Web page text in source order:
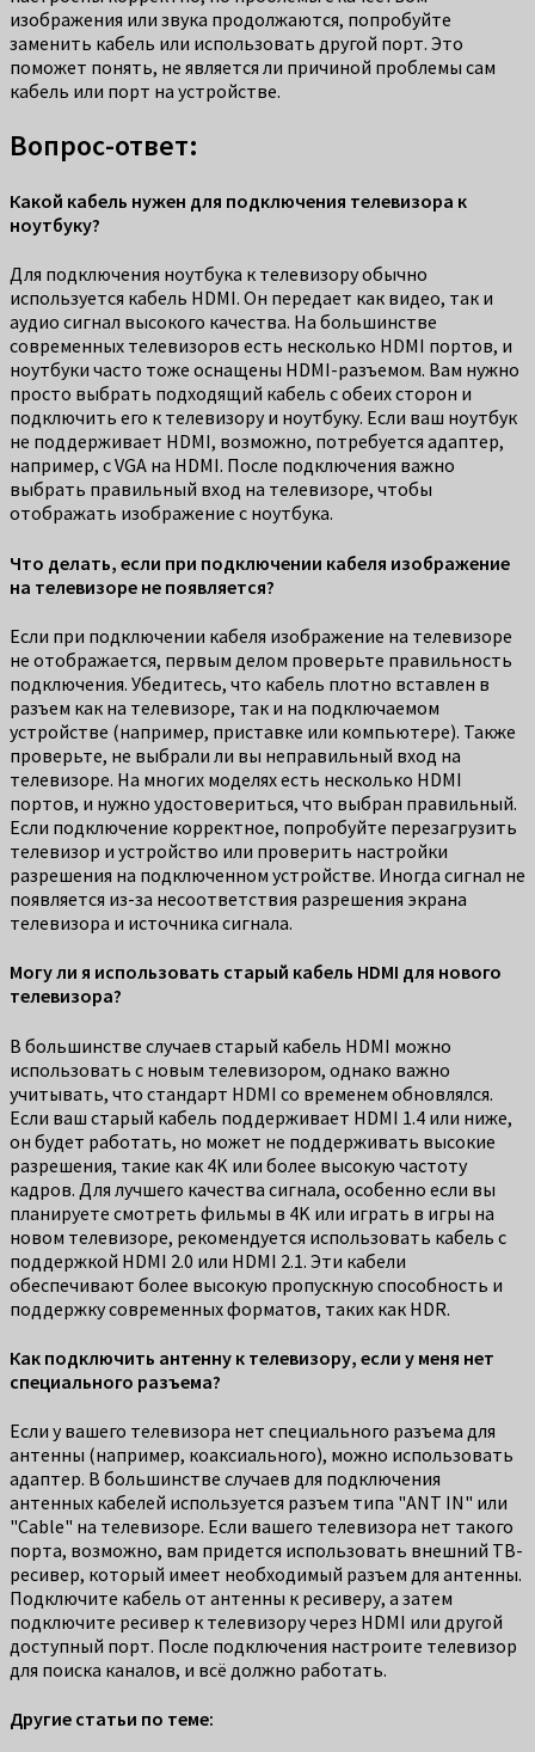
изображения или звука продолжаются, попробуйте
заменить кабель или использовать другой порт. Это
поможет понять, не является ли причиной проблемы сам
кабель или порт на устройстве.
Вопрос-ответ:
Какой кабель нужен для подключения телевизора к
ноутбуку?
Для подключения ноутбука к телевизору обычно
используется кабель HDMI. Он передает как видео, так и
аудио сигнал высокого качества. На большинстве
современных телевизоров есть несколько HDMI портов, и
ноутбуки часто тоже оснащены HDMI-разъемом. Вам нужно
просто выбрать подходящий кабель с обеих сторон и
подключить его к телевизору и ноутбуку. Если ваш ноутбук
не поддерживает HDMI, возможно, потребуется адаптер,
например, с VGA на HDMI. После подключения важно
выбрать правильный вход на телевизоре, чтобы
отображать изображение с ноутбука.
Что делать, если при подключении кабеля изображение
на телевизоре не появляется?
Если при подключении кабеля изображение на телевизоре
не отображается, первым делом проверьте правильность
подключения. Убедитесь, что кабель плотно вставлен в
разъем как на телевизоре, так и на подключаемом
устройстве (например, приставке или компьютере). Также
проверьте, не выбрали ли вы неправильный вход на
телевизоре. На многих моделях есть несколько HDMI
портов, и нужно удостовериться, что выбран правильный.
Если подключение корректное, попробуйте перезагрузить
телевизор и устройство или проверить настройки
разрешения на подключенном устройстве. Иногда сигнал не
появляется из-за несоответствия разрешения экрана
телевизора и источника сигнала.
Могу ли я использовать старый кабель HDMI для нового
телевизора?
В большинстве случаев старый кабель HDMI можно
использовать с новым телевизором, однако важно
учитывать, что стандарт HDMI со временем обновлялся.
Если ваш старый кабель поддерживает HDMI 1.4 или ниже,
он будет работать, но может не поддерживать высокие
разрешения, такие как 4K или более высокую частоту
кадров. Для лучшего качества сигнала, особенно если вы
планируете смотреть фильмы в 4K или играть в игры на
новом телевизоре, рекомендуется использовать кабель с
поддержкой HDMI 2.0 или HDMI 2.1. Эти кабели
обеспечивают более высокую пропускную способность и
поддержку современных форматов, таких как HDR.
Как подключить антенну к телевизору, если у меня нет
специального разъема?
Если у вашего телевизора нет специального разъема для
антенны (например, коаксиального), можно использовать
адаптер. В большинстве случаев для подключения
антенных кабелей используется разъем типа "ANT IN" или
"Cable" на телевизоре. Если вашего телевизора нет такого
порта, возможно, вам придется использовать внешний ТВ-
ресивер, который имеет необходимый разъем для антенны.
Подключите кабель от антенны к ресиверу, а затем
подключите ресивер к телевизору через HDMI или другой
доступный порт. После подключения настроите телевизор
для поиска каналов, и всё должно работать.
Другие статьи по теме: